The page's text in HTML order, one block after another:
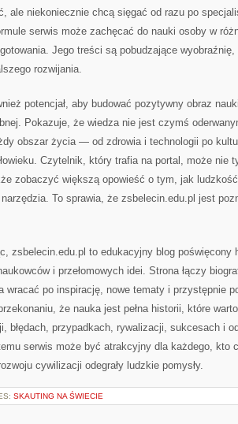
ale niekoniecznie chcą sięgać od razu po
serwis może zachęcać do nauki osoby w
Jego treści są pobudzające
rozwijania.
potencjał, aby budować pozytywny obraz
Pokazuje, że wiedza nie jest czymś
obszar życia — od zdrowia i technologii po
Czytelnik, który trafia na portal, może nie
zobaczyć większą opowieść o tym, jak ludzkość
To sprawia, że zsbelecin.edu.pl jest
zsbelecin.edu.pl to edukacyjny blog poświęcony
i przełomowych idei. Strona łączy
wracać po inspirację, nowe tematy i przystępnie
że nauka jest pełna historii, które
błędach, przypadkach, rywalizacji, sukcesach i
serwis może być atrakcyjny dla każdego, kto
cywilizacji odegrały ludzkie pomysły.
SKAUTING NA ŚWIECIE